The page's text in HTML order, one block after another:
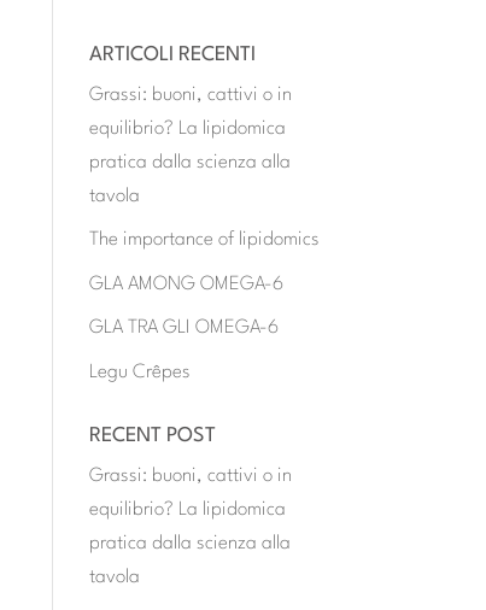
ARTICOLI RECENTI
Grassi: buoni, cattivi o in
equilibrio? La lipidomica
pratica dalla scienza alla
tavola
The importance of lipidomics
GLA AMONG OMEGA-6
GLA TRA GLI OMEGA-6
Legu Crêpes
RECENT POST
Grassi: buoni, cattivi o in
equilibrio? La lipidomica
pratica dalla scienza alla
tavola